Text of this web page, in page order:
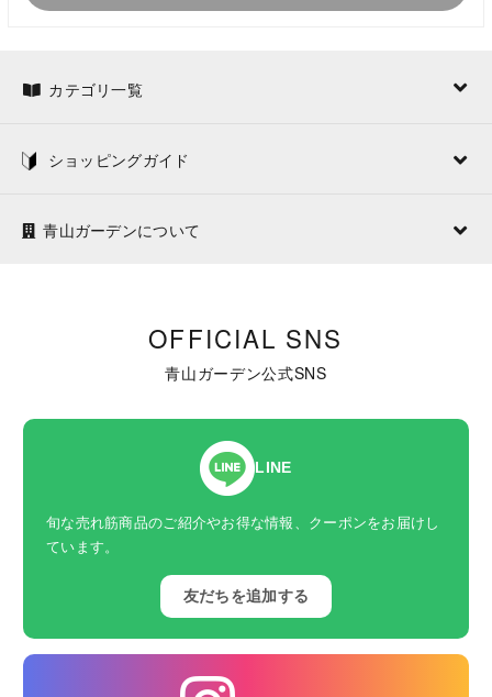
カテゴリ一覧
ショッピングガイド
青山ガーデンについて
OFFICIAL SNS
青山ガーデン公式SNS
LINE
旬な売れ筋商品のご紹介やお得な情報、クーポンをお届けし
ています。
友だちを追加する